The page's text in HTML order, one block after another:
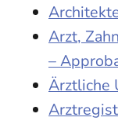
Arzt,
–
Ärztliche